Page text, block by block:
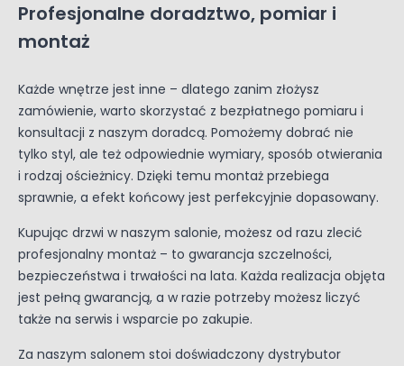
Profesjonalne doradztwo, pomiar i
montaż
Każde wnętrze jest inne – dlatego zanim złożysz
zamówienie, warto skorzystać z bezpłatnego pomiaru i
konsultacji z naszym doradcą. Pomożemy dobrać nie
tylko styl, ale też odpowiednie wymiary, sposób otwierania
i rodzaj ościeżnicy. Dzięki temu montaż przebiega
sprawnie, a efekt końcowy jest perfekcyjnie dopasowany.
Kupując drzwi w naszym salonie, możesz od razu zlecić
profesjonalny montaż – to gwarancja szczelności,
bezpieczeństwa i trwałości na lata. Każda realizacja objęta
jest pełną gwarancją, a w razie potrzeby możesz liczyć
także na serwis i wsparcie po zakupie.
Za naszym salonem stoi doświadczony dystrybutor